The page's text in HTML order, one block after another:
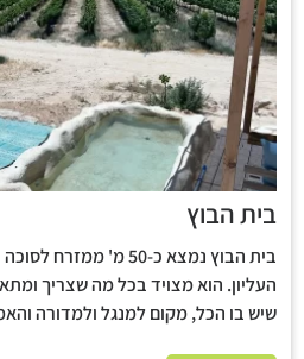
בית הבוץ
בית הבוץ נמצא כ-50 מ'
העליון. הוא מצויד בכל מה שצריך
שיש בו הכל, מקום למנגל ולמדורה